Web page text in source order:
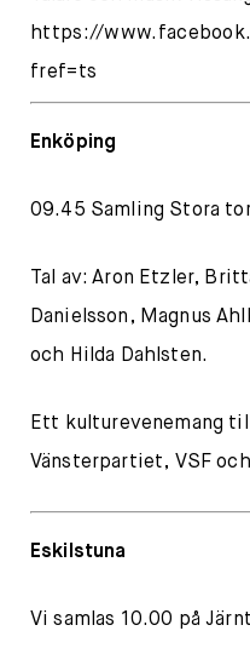
https://
fref=ts
Enköping
09.45 Samling Stora
Tal av: Aron Etzler,
Danielsson, Magnus
och Hilda Dahlsten.
Ett kulturevenemang
Vänsterpartiet, VSF och
Eskilstuna
Vi samlas 10.00 på